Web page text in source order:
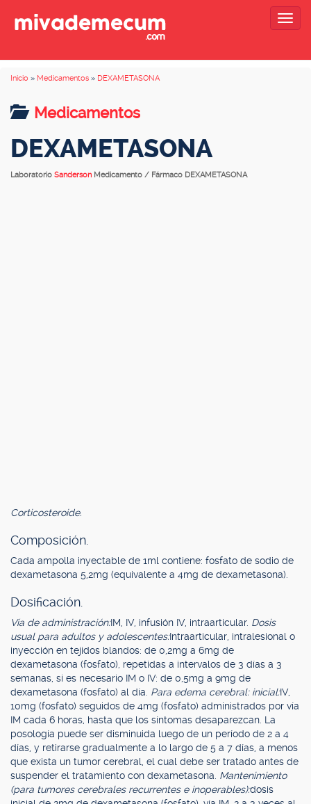
Inicio » Medicamentos » DEXAMETASONA
Medicamentos
DEXAMETASONA
Laboratorio Sanderson Medicamento / Fármaco DEXAMETASONA
Corticosteroide.
Composición.
Cada ampolla inyectable de 1ml contiene: fosfato de sodio de
dexametasona 5,2mg (equivalente a 4mg de dexametasona).
Dosificación.
Vía de administración:IM, IV, infusión IV, intraarticular. Dosis
usual para adultos y adolescentes:Intraarticular, intralesional o
inyección en tejidos blandos: de 0,2mg a 6mg de
dexametasona (fosfato), repetidas a intervalos de 3 días a 3
semanas, si es necesario IM o IV: de 0,5mg a 9mg de
dexametasona (fosfato) al día. Para edema cerebral: inicial:IV,
10mg (fosfato) seguidos de 4mg (fosfato) administrados por vía
IM cada 6 horas, hasta que los síntomas desaparezcan. La
posología puede ser disminuida luego de un período de 2 a 4
días, y retirarse gradualmente a lo largo de 5 a 7 días, a menos
que exista un tumor cerebral, el cual debe ser tratado antes de
suspender el tratamiento con dexametasona. Mantenimiento
(para tumores cerebrales recurrentes e inoperables):dosis